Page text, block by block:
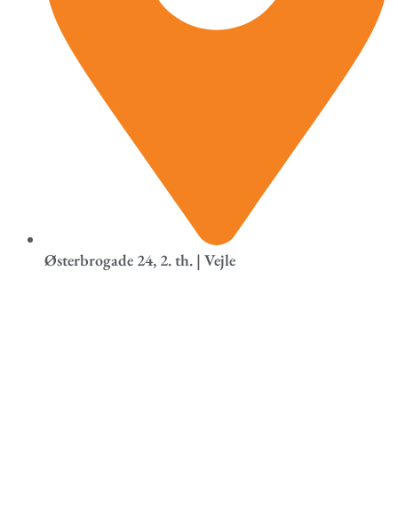
Østerbrogade 24, 2. th. | Vejle